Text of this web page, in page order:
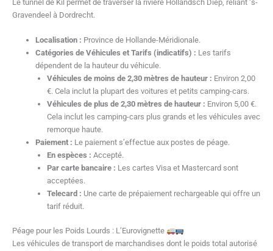
Le tunnel de Kil permet de traverser la rivière Hollandsch Diep, reliant ‘s-
Gravendeel à Dordrecht.
Localisation : Province de Hollande-Méridionale.
Catégories de Véhicules et Tarifs (indicatifs) : Les tarifs
dépendent de la hauteur du véhicule.
Véhicules de moins de 2,30 mètres de hauteur : Environ 2,00
€. Cela inclut la plupart des voitures et petits camping-cars.
Véhicules de plus de 2,30 mètres de hauteur : Environ 5,00 €.
Cela inclut les camping-cars plus grands et les véhicules avec
remorque haute.
Paiement : Le paiement s’effectue aux postes de péage.
En espèces : Accepté.
Par carte bancaire : Les cartes Visa et Mastercard sont
acceptées.
Telecard : Une carte de prépaiement rechargeable qui offre un
tarif réduit.
Péage pour les Poids Lourds : L’Eurovignette
Les véhicules de transport de marchandises dont le poids total autorisé